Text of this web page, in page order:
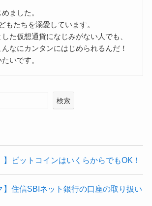
ました。
もたちを溺愛しています。
た仮想通貨になじみがない人でも、
なにカンタンにはじめられるんだ！
いです。
検索
】ビットコインはいくらからでもOK！
】住信SBIネット銀行の口座の取り扱い